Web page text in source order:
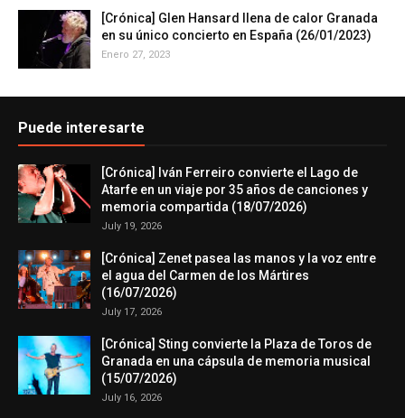
[Crónica] Glen Hansard llena de calor Granada
en su único concierto en España (26/01/2023)
Enero 27, 2023
Puede interesarte
[Crónica] Iván Ferreiro convierte el Lago de
Atarfe en un viaje por 35 años de canciones y
memoria compartida (18/07/2026)
July 19, 2026
[Crónica] Zenet pasea las manos y la voz entre
el agua del Carmen de los Mártires
(16/07/2026)
July 17, 2026
[Crónica] Sting convierte la Plaza de Toros de
Granada en una cápsula de memoria musical
(15/07/2026)
July 16, 2026